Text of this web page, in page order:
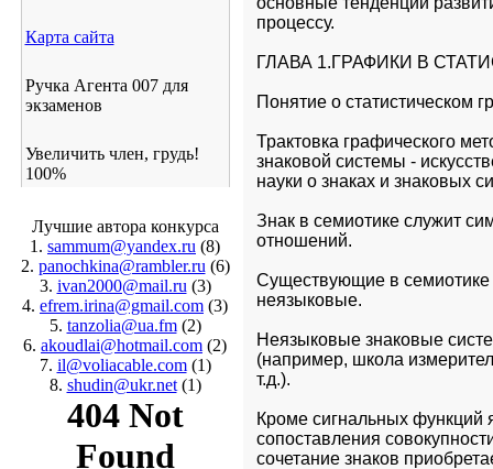
Карта сайта
Ручка Агента 007 для
экзаменов
Увеличить член, грудь!
100%
Лучшие автора конкурса
1. sammum@yandex.ru (8)
2. panochkina@rambler.ru (6)
3. ivan2000@mail.ru (3)
4. efrem.irina@gmail.com (3)
5. tanzolia@ua.fm (2)
6. akoudlai@hotmail.com (2)
7. il@voliacable.com (1)
8. shudin@ukr.net (1)
процессу.
ГЛАВА 1.ГРАФИКИ В
Понятие о статистическом
Трактовка графического
знаковой системы -
науки о знаках и знаковых
Знак в семиотике служит
отношений.
Существующие в семиотике
неязыковые.
Неязыковые знаковые
(например, школа
т.д.).
Кроме сигнальных функций
сопоставления
сочетание знаков